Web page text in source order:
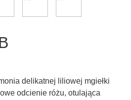
delikatnej liliowej mgiełki
odcienie różu, otulająca